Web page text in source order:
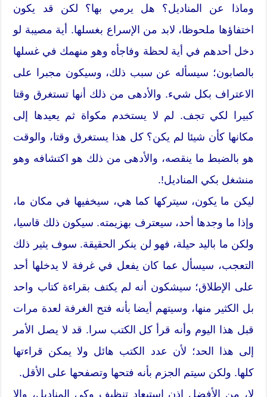
وماذا عن المناديل؟ هل يرمي بها؟ لكن قد يكون
اختفاؤها ملحوظا، لابد من الإسراع بغسلها. أية مصيبة لو
دخل أحدهم في أية لحظة وفاجأه وهو منهمك في غسلها
بالصابون؛ سيسأله عن سبب ذلك، وسيكون مجبرا على
الاعتراف بكل شيء. والأدهى من ذلك أنها تستغرق وقتا
كبيرا لكي تجف. لم لا يستخدم مكواة ثم يعيدها إلى
مكانها كأن شيئا لم يكن؟ كل هذا يستغرق وقتا، والوقت
هو بالضبط ما ينقصه، والأدهى من ذلك هو اكتشافه وهو
منشغل بكي المناديل!.
ليكن ما يكون، سيتركها كما هي، سيخفيها في مكان ما،
وإذا ما وجدها أحد، سيعترف بهزيمته. سيكون ذلك قاسيا،
ولكن ما باليد حيلة، فهو لن ينكر الحقيقة. سوف يثير ذلك
التعجب، سيسأل عما كان يفعل في غرفة لا يدخلها أحد
على الإطلاق؛ سيشكون أنه لم يكتف بقراءة كتاب واحد
بل الكثير منها، وسيتهم أيضا بأنه فتح الغرفة لعدة مرات
قبل هذا اليوم وأنه قرأ كل الكتب سرا. قد لا يصل الأمر
إلى هذا الحد؛ لأن عدد الكتب هائل ولا يمكن قراءتها
كلها. ولكن سيتم الجزم بأنه فتحها وتصفحها على الأقل.
لا، من الأفضل إذن استبعاد تنظيف وكي المناديل، وإلا